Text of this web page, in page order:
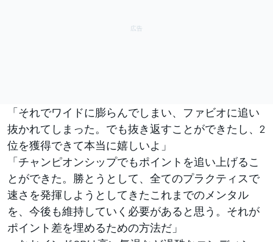
「それでワイドに膨らんでしまい、ファビオに追い
抜かれてしまった。でも抜き返すことができたし、2
位を獲得できて本当に嬉しいよ」
「チャンピオンシップでもポイントを追い上げるこ
とができた。勝とうとして、全てのプラクティスで
速さを発揮しようとしてきたこれまでのメンタル
を、今後も維持していく必要があると思う。それが
ポイント差を埋めるための方法だ」